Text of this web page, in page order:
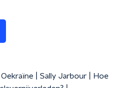
| Sally Jarbour | Hoe